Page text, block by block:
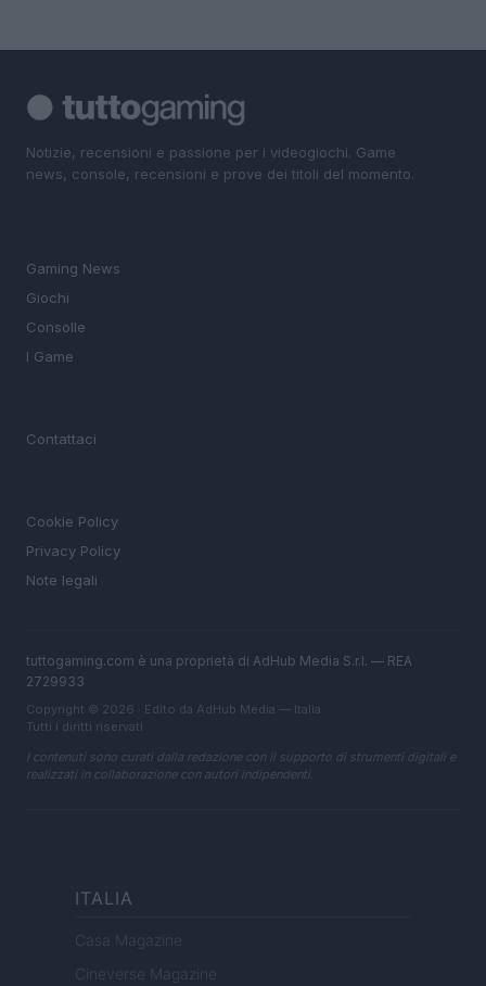
Notizie, recensioni e passione per i videogiochi. Game
news, console, recensioni e prove dei titoli del momento.
Gaming News
Giochi
Consolle
I Game
Contattaci
Cookie Policy
Privacy Policy
Note legali
tuttogaming.com è una proprietà di AdHub Media S.r.l. — REA
2729933
Copyright © 2026 · Edito da AdHub Media — Italia
Tutti i diritti riservati
I contenuti sono curati dalla redazione con il supporto di strumenti digitali e
realizzati in collaborazione con autori indipendenti.
ITALIA
Casa Magazine
Cineverse Magazine